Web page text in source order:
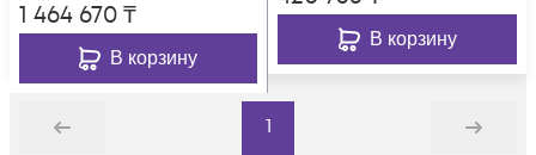
1 464 670₸
В корзину
В корзину
Назад
1
Дальше